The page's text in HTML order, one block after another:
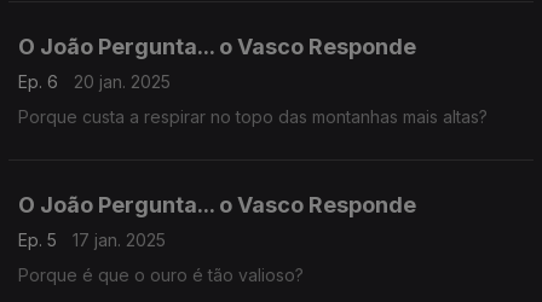
O João Pergunta... o Vasco Responde
Ep. 6
20 jan. 2025
Porque custa a respirar no topo das montanhas mais altas?
O João Pergunta... o Vasco Responde
Ep. 5
17 jan. 2025
Porque é que o ouro é tão valioso?